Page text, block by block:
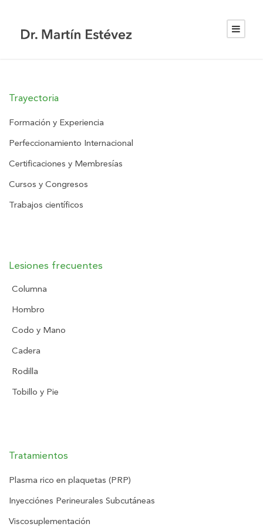
Trayectoria
Formación y Experiencia
Perfeccionamiento Internacional
Certificaciones y Membresías
Cursos y Congresos
Trabajos científicos
Lesiones frecuentes
Columna
Hombro
Codo y Mano
Cadera
Rodilla
Tobillo y Pie
Tratamientos
Plasma rico en plaquetas (PRP)
Inyecciónes Perineurales Subcutáneas
Viscosuplementación